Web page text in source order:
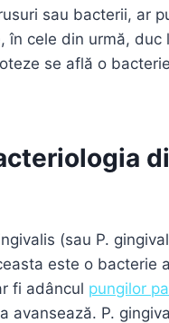
sau bacterii, ar
cele din urmă, duc
se află o
(sau P.
este o bacterie
fi adâncul pungilor
avansează. P.